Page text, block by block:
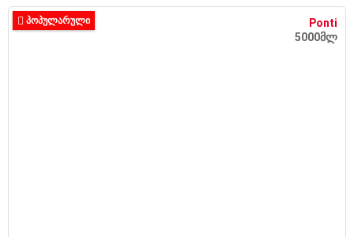
Ponti
5000მლ
ᲞᲝᲞᲣᲚᲐᲠᲣᲚᲘ